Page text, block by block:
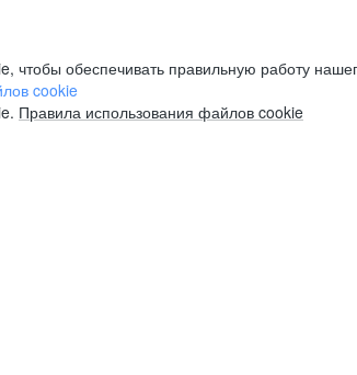
обеспечивать правильную работу
cookie
Правила использования файлов cookie